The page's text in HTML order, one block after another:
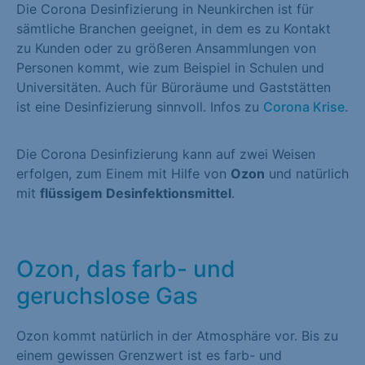
Die Corona Desinfizierung in Neunkirchen ist für
sämtliche Branchen geeignet, in dem es zu Kontakt
zu Kunden oder zu größeren Ansammlungen von
Personen kommt, wie zum Beispiel in Schulen und
Universitäten. Auch für Büroräume und Gaststätten
ist eine Desinfizierung sinnvoll. Infos zu Corona Krise.
Die Corona Desinfizierung kann auf zwei Weisen
erfolgen, zum Einem mit Hilfe von Ozon und natürlich
mit flüssigem Desinfektionsmittel.
Ozon, das farb- und
geruchslose Gas
Ozon kommt natürlich in der Atmosphäre vor. Bis zu
einem gewissen Grenzwert ist es farb- und